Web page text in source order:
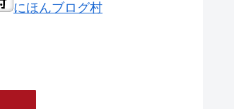
にほんブログ村